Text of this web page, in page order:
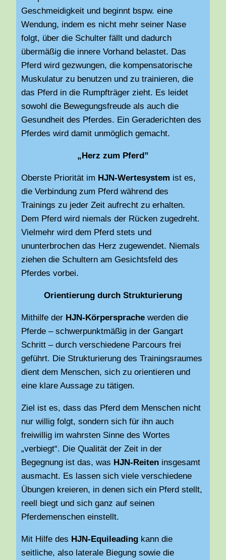
Geschmeidigkeit und beginnt bspw. eine
Wendung, indem es nicht mehr seiner Nase
folgt, über die Schulter fällt und dadurch
übermäßig die innere Vorhand belastet. Das
Pferd wird gezwungen, die kompensatorische
Muskulatur zu benutzen und zu trainieren, die
das Pferd in die Rumpfträger zieht. Es leidet
sowohl die Bewegungsfreude als auch die
Gesundheit des Pferdes. Ein Geraderichten des
Pferdes wird damit unmöglich gemacht.
„Herz zum Pferd”
Oberste Priorität im HJN-Wertesystem ist es,
die Verbindung zum Pferd während des
Trainings zu jeder Zeit aufrecht zu erhalten.
Dem Pferd wird niemals der Rücken zugedreht.
Vielmehr wird dem Pferd stets und
ununterbrochen das Herz zugewendet. Niemals
ziehen die Schultern am Gesichtsfeld des
Pferdes vorbei.
Orientierung durch Strukturierung
Mithilfe der HJN-Körpersprache werden die
Pferde – schwerpunktmäßig in der Gangart
Schritt – durch verschiedene Parcours frei
geführt. Die Strukturierung des Trainingsraumes
dient dem Menschen, sich zu orientieren und
eine klare Aussage zu tätigen.
Ziel ist es, dass das Pferd dem Menschen nicht
nur willig folgt, sondern sich für ihn auch
freiwillig im wahrsten Sinne des Wortes
„verbiegt“. Die Qualität der Zeit in der
Begegnung ist das, was HJN-Reiten insgesamt
ausmacht. Es lassen sich viele verschiedene
Übungen kreieren, in denen sich ein Pferd stellt,
reell biegt und sich ganz auf seinen
Pferdemenschen einstellt.
Mit Hilfe des HJN-Equileading kann die
seitliche, also laterale Biegung sowie die